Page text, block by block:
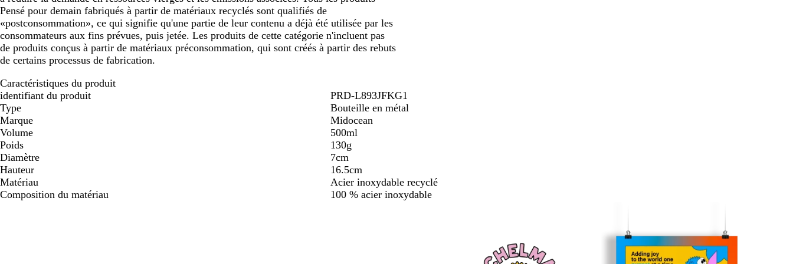
Pensé pour demain fabriqués à partir de matériaux recyclés sont qualifiés de
«postconsommation», ce qui signifie qu'une partie de leur contenu a déjà été utilisée par les
consommateurs aux fins prévues, puis jetée. Les produits de cette catégorie n'incluent pas
de produits conçus à partir de matériaux préconsommation, qui sont créés à partir des rebuts
de certains processus de fabrication.
Caractéristiques du produit
identifiant du produit
PRD-L893JFKG1
Type
Bouteille en métal
Marque
Midocean
Volume
500ml
Poids
130g
Diamètre
7cm
Hauteur
16.5cm
Matériau
Acier inoxydable recyclé
Composition du matériau
100 % acier inoxydable